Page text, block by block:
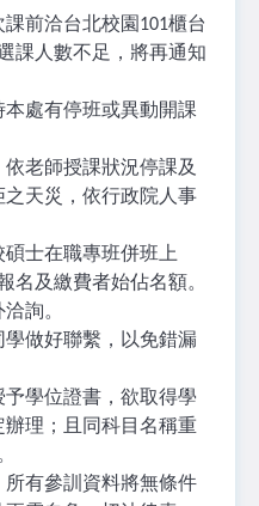
前洽台北校園 101櫃台
課人數不足，將再通知
處有停班或異動開課
老師授課狀況停課及
天災，依行政院人事
士在職專班併班上
名及繳費者始佔名額。
詢。
做好聯繫，以免錯漏
學位證書，欲取得學
理；且同科目名稱重
有參訓資料將無條件